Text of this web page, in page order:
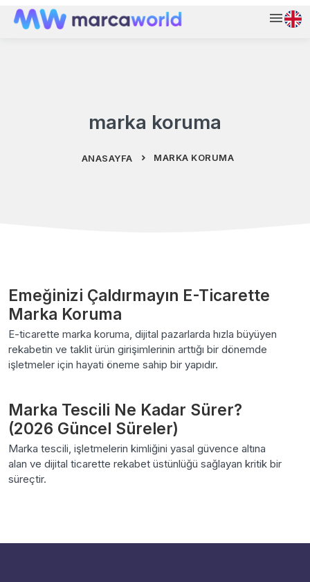
marka koruma
ANASAYFA MARKA KORUMA
Emeğinizi Çaldırmayın E-Ticarette
Marka Koruma
E-ticarette marka koruma, dijital pazarlarda hızla büyüyen
rekabetin ve taklit ürün girişimlerinin arttığı bir dönemde
işletmeler için hayati öneme sahip bir yapıdır.
Marka Tescili Ne Kadar Sürer?
(2026 Güncel Süreler)
Marka tescili, işletmelerin kimliğini yasal güvence altına
alan ve dijital ticarette rekabet üstünlüğü sağlayan kritik bir
süreçtir.